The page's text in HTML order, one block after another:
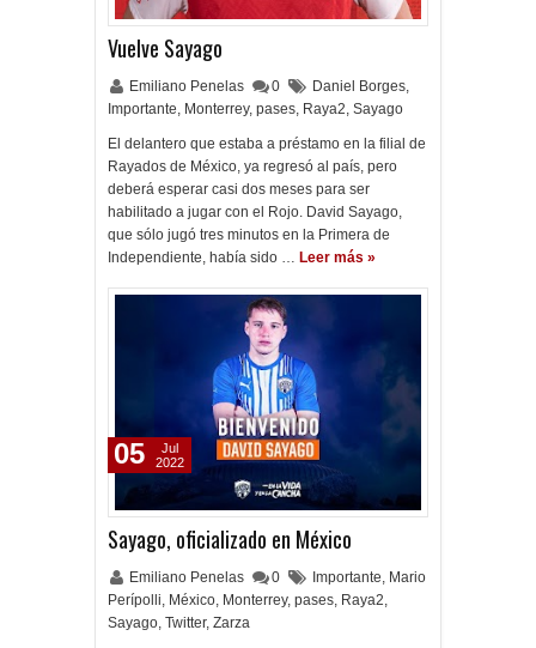
Vuelve Sayago
Emiliano Penelas 0 Daniel Borges,
Importante, Monterrey, pases, Raya2, Sayago
El delantero que estaba a préstamo en la filial de
Rayados de México, ya regresó al país, pero
deberá esperar casi dos meses para ser
habilitado a jugar con el Rojo. David Sayago,
que sólo jugó tres minutos en la Primera de
Independiente, había sido … Leer más »
Sayago, oficializado en México
Emiliano Penelas 0 Importante, Mario
Perípolli, México, Monterrey, pases, Raya2,
Sayago, Twitter, Zarza
05
Jul
2022